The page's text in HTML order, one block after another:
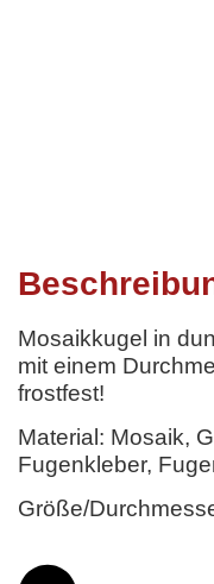
Mosaikkugel in
mit einem
frostfest!
Material: Mosaik,
Fugenkleber,
Größe/